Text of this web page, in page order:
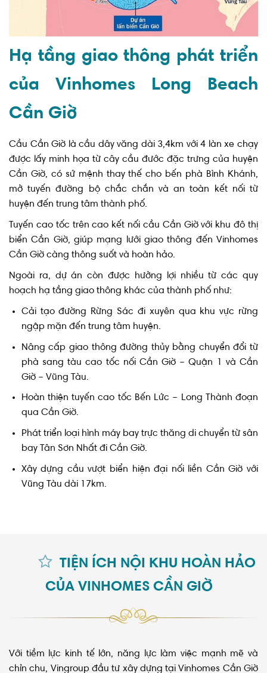
Hạ tầng giao thông phát triển
của Vinhomes Long Beach
được lấy minh họa từ cây cầu đước đặc trưng của huyện
Cần Giờ, có sứ mệnh thay thế cho bến phà Bình Khánh,
mở tuyến đường bộ chắc chắn và an toàn kết nối từ
huyện đến trung tâm thành phố.
Tuyến cao tốc trên cao kết nối cầu Cần Giờ với khu đô thị
biển Cần Giờ, giúp mạng lưới giao thông đến Vinhomes
Cần Giờ càng thông suốt và hoàn hảo.
Ngoài ra, dự án còn được hưởng lợi nhiều từ các quy
hoạch hạ tầng giao thông khác của thành phố như:
Cải tạo đường Rừng Sác đi xuyên qua khu vực rừng
ngập mặn đến trung tâm huyện.
Nâng cấp giao thông đường thủy bằng chuyển đổi từ
phà sang tàu cao tốc nối Cần Giờ – Quận 1 và Cần
Giờ – Vũng Tàu.
Hoàn thiện tuyến cao tốc Bến Lức – Long Thành đoạn
qua Cần Giờ.
Phát triển loại hình máy bay trực thăng di chuyển từ sân
bay Tân Sơn Nhất đi Cần Giờ.
Xây dựng cầu vượt biển hiện đại nối liền Cần Giờ với
Vũng Tàu dài 17km.
CỦA VINHOMES CẦN GIỜ
chỉn chu, Vingroup đầu tư xây dựng tại Vinhomes Cần Giờ
hệ thống tiện ích nội khu đáng mơ ước và hoàn chỉnh.